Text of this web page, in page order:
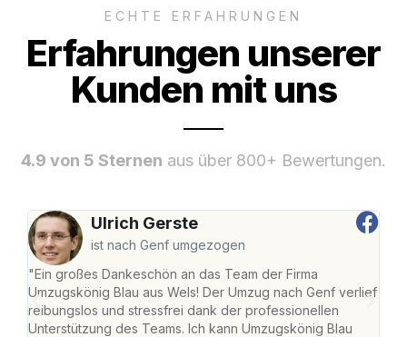
ECHTE ERFAHRUNGEN
Erfahrungen unserer
Kunden mit uns
4.9 von 5 Sternen aus über 800+ Bewertungen.
Ulrich Gerste
ist nach Genf umgezogen
"Ein großes Dankeschön an das Team der Firma
Umzugskönig Blau aus Wels! Der Umzug nach Genf verlief
reibungslos und stressfrei dank der professionellen
Unterstützung des Teams. Ich kann Umzugskönig Blau